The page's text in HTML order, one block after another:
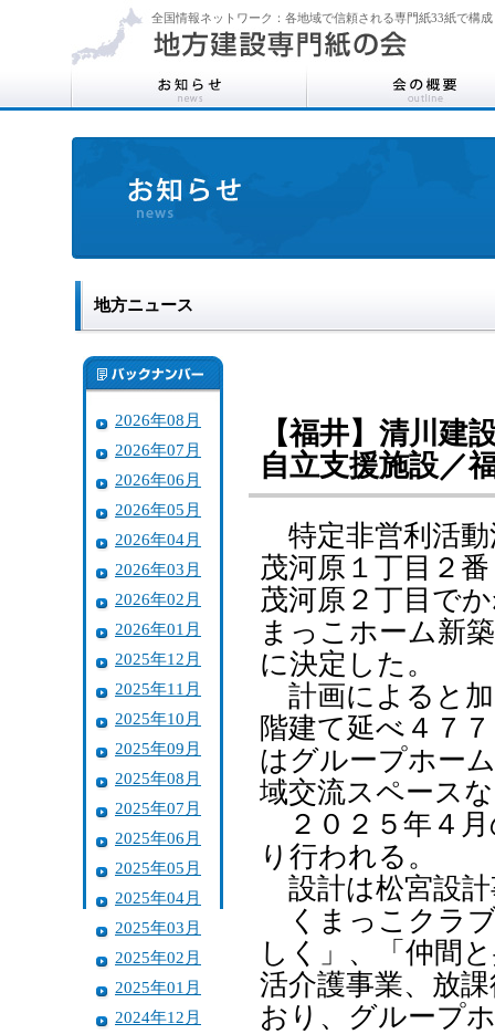
全国情報ネットワーク：各地域で信頼される専門紙33紙で構成
地方ニュース
2026年08月
2026年07月
2026年06月
2026年05月
2026年04月
2026年03月
2026年02月
2026年01月
2025年12月
2025年11月
2025年10月
2025年09月
2025年08月
2025年07月
2025年06月
2025年05月
2025年04月
2025年03月
2025年02月
2025年01月
2024年12月
【福井】清川建
自立支援施設／
特定非営利活動
茂河原１丁目２
茂河原２丁目で
まっこホーム新
に決定した。
計画によると加
階建て延べ４７
はグループホー
域交流スペース
２０２５年４月
り行われる。
設計は松宮設計
くまっこクラ
しく」、「仲間
活介護事業、放
おり、グループ